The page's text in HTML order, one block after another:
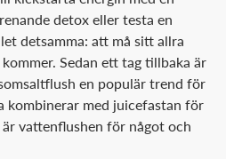
detox eller testa en
detsamma: att må sitt allra
Sedan ett tag tillbaka är
en populär trend för
kombinerar med juicefastan för
vattenflushen för något och